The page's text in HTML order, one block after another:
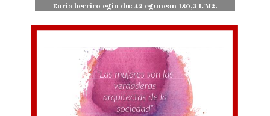
Euria berriro egin du: 42 egunean 180,3 L/M2.